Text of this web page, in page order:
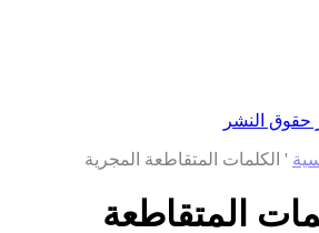
حقوق النشر
' الكلمات المتقاطعة المجرية
المتقاطعة